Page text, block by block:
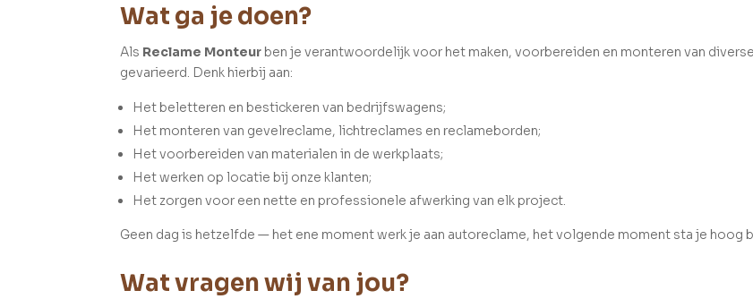
Wat ga je doen?
Als Reclame Monteur ben je verantwoordelijk voor het maken, voorbereiden en monteren van
gevarieerd. Denk hierbij aan:
Het beletteren en bestickeren van bedrijfswagens;
Het monteren van gevelreclame, lichtreclames en reclameborden;
Het voorbereiden van materialen in de werkplaats;
Het werken op locatie bij onze klanten;
Het zorgen voor een nette en professionele afwerking van elk project.
Geen dag is hetzelfde — het ene moment werk je aan autoreclame, het volgende moment sta je hoog
Wat vragen wij van jou?